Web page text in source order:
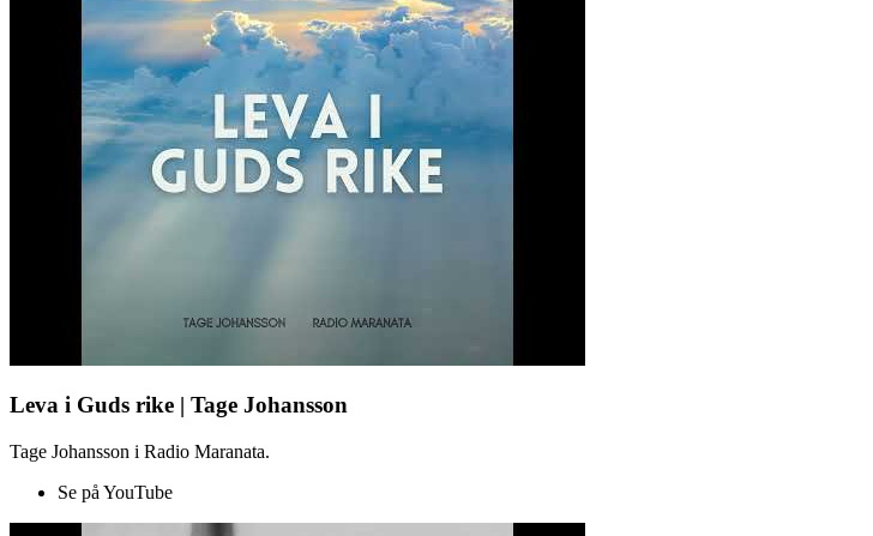
Leva i Guds rike | Tage Johansson
Tage Johansson i Radio Maranata.
Se på YouTube